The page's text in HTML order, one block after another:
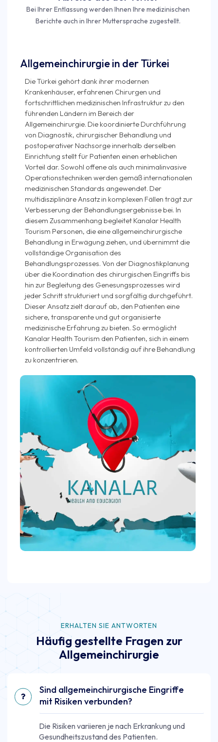
Bei Ihrer Entlassung werden Ihnen Ihre medizinischen
Berichte auch in Ihrer Muttersprache zugestellt.
Allgemeinchirurgie in der Türkei
Die Türkei gehört dank ihrer modernen
Krankenhäuser, erfahrenen Chirurgen und
fortschrittlichen medizinischen Infrastruktur zu den
führenden Ländern im Bereich der
Allgemeinchirurgie. Die koordinierte Durchführung
von Diagnostik, chirurgischer Behandlung und
postoperativer Nachsorge innerhalb derselben
Einrichtung stellt für Patienten einen erheblichen
Vorteil dar. Sowohl offene als auch minimalinvasive
Operationstechniken werden gemäß internationalen
medizinischen Standards angewendet. Der
multidisziplinäre Ansatz in komplexen Fällen trägt zur
Verbesserung der Behandlungsergebnisse bei. In
diesem Zusammenhang begleitet Kanalar Health
Tourism Personen, die eine allgemein­chirurgische
Behandlung in Erwägung ziehen, und übernimmt die
vollständige Organisation des
Behandlungsprozesses. Von der Diagnostikplanung
über die Koordination des chirurgischen Eingriffs bis
hin zur Begleitung des Genesungsprozesses wird
jeder Schritt strukturiert und sorgfältig durchgeführt.
Dieser Ansatz zielt darauf ab, den Patienten eine
sichere, transparente und gut organisierte
medizinische Erfahrung zu bieten. So ermöglicht
Kanalar Health Tourism den Patienten, sich in einem
kontrollierten Umfeld vollständig auf ihre Behandlung
zu konzentrieren.
ERHALTEN SIE ANTWORTEN
Häufig gestellte Fragen zur
Allgemeinchirurgie
Sind allgemein­chirurgische Eingriffe
mit Risiken verbunden?
Die Risiken variieren je nach Erkrankung und
Gesundheitszustand des Patienten.